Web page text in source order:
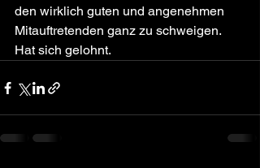
den wirklich guten und angenehmen
Mitauftretenden ganz zu schweigen.
Hat sich gelohnt.